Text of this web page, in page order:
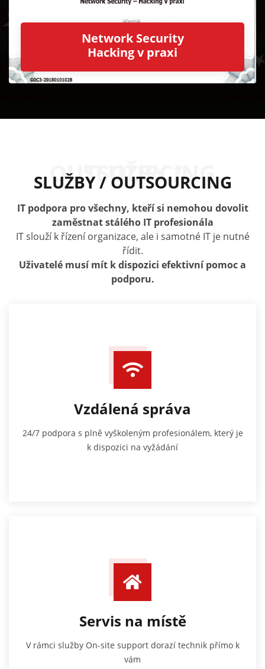
Network Security
Hacking v praxi
SLUŽBY / OUTSOURCING
SLUŽBY / OUTSOURCING
IT podpora pro všechny, kteří si nemohou dovolit
zaměstnat stálého IT profesionála
IT slouží k řízení organizace, ale i samotné IT je nutné
řídit.
Uživatelé musí mít k dispozici efektivní pomoc a
podporu.
Vzdálená správa
24/7 podpora s plně vyškoleným profesionálem, který je
k dispozici na vyžádání
Servis na místě
V rámci služby On-site support dorazí technik přímo k
vám